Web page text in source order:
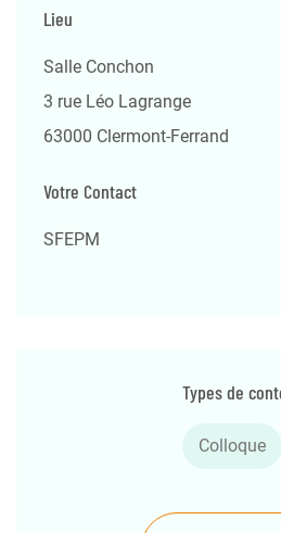
Lieu
Salle Conchon
3 rue Léo Lagrange
63000 Clermont-Ferrand
Votre Contact
SFEPM
Types de
Colloque